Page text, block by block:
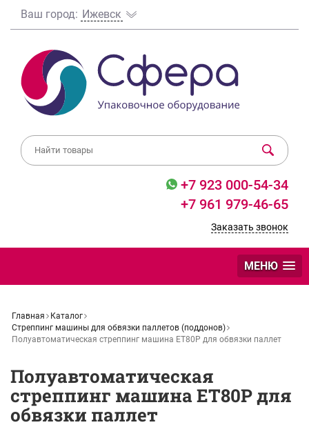
Ваш город: Ижевск
+7 923 000-54-34
+7 961 979-46-65
Заказать звонок
МЕНЮ
Главная
Каталог
Стреппинг машины для обвязки паллетов (поддонов)
Полуавтоматическая стреппинг машина ET80P для обвязки паллет
Полуавтоматическая
стреппинг машина ET80P для
обвязки паллет